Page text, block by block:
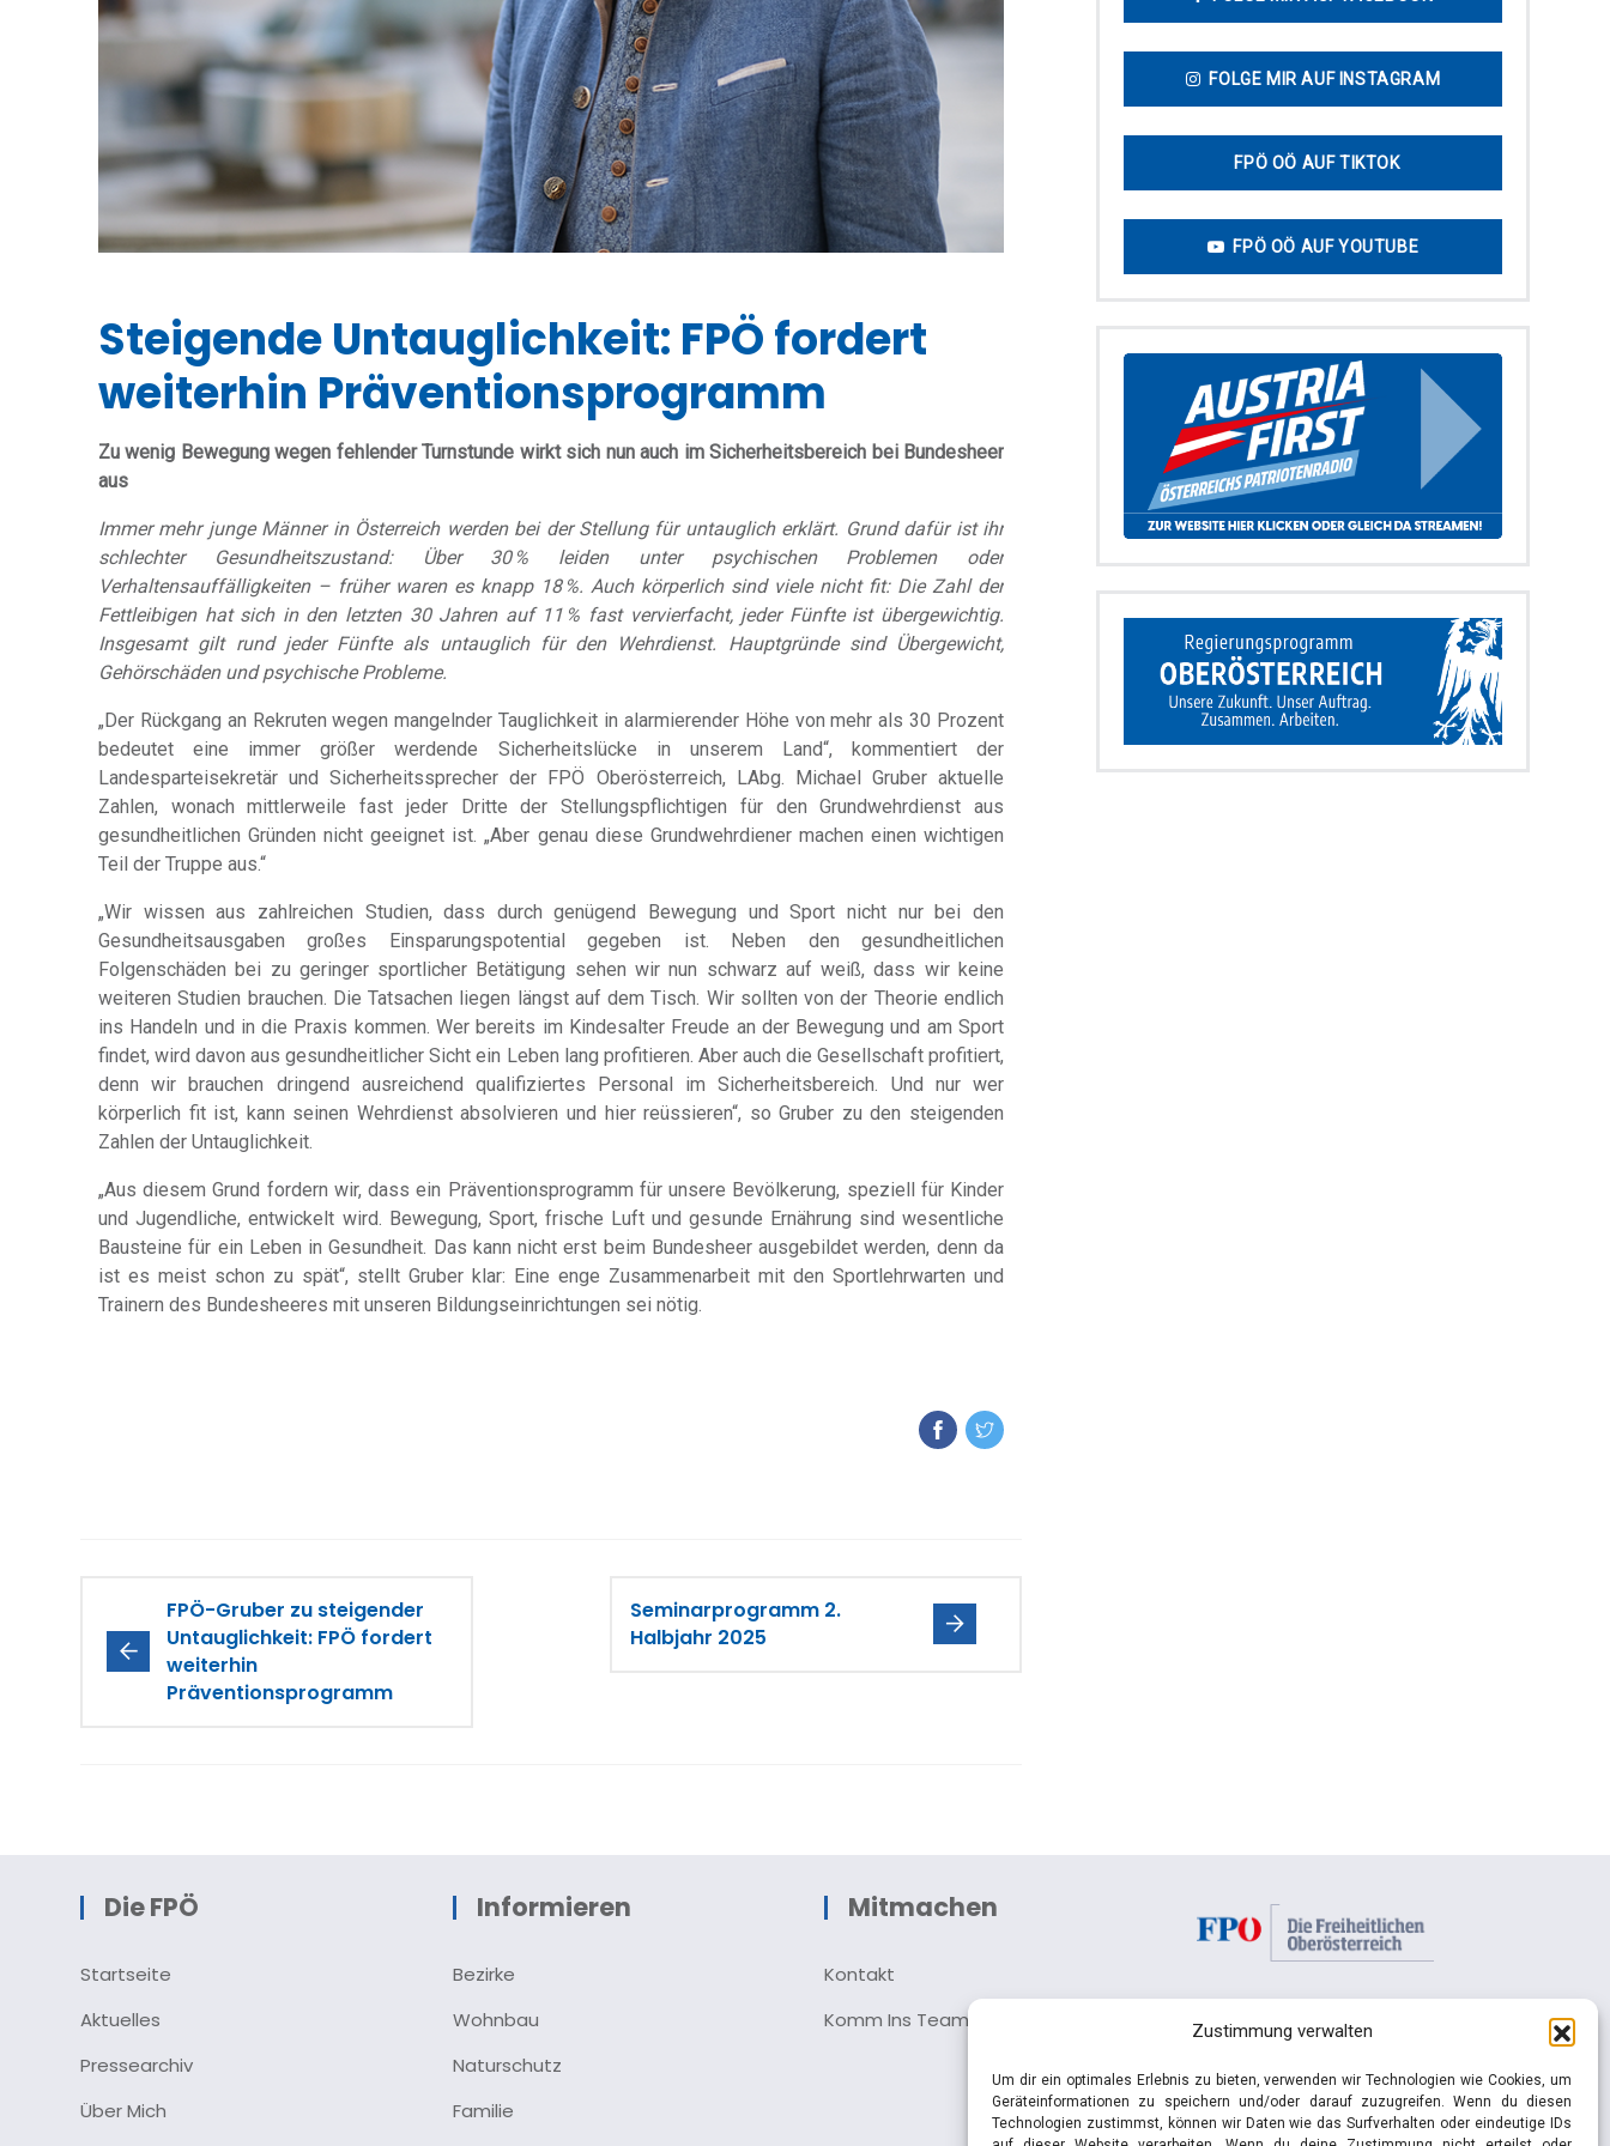
Zustimmung verwalten
Um dir ein optimales Erlebnis zu bieten, verwenden wir Technologien wie Cookies, um
Geräteinformationen zu speichern und/oder darauf zuzugreifen. Wenn du diesen
Technologien zustimmst, können wir Daten wie das Surfverhalten oder eindeutige IDs
Steigende Untauglichkeit: FPÖ fordert
weiterhin Präventionsprogramm
Zu wenig Bewegung wegen fehlender Turnstunde wirkt sich nun auch im Sicherheitsbereich bei Bundesheer
aus
Immer mehr junge Männer in Österreich werden bei der Stellung für untauglich erklärt. Grund dafür ist ihr
schlechter Gesundheitszustand: Über 30 % leiden unter psychischen Problemen oder
Verhaltensauffälligkeiten – früher waren es knapp 18 %. Auch körperlich sind viele nicht fit: Die Zahl der
Fettleibigen hat sich in den letzten 30 Jahren auf 11 % fast vervierfacht, jeder Fünfte ist übergewichtig.
Insgesamt gilt rund jeder Fünfte als untauglich für den Wehrdienst. Hauptgründe sind Übergewicht,
Gehörschäden und psychische Probleme.
„Der Rückgang an Rekruten wegen mangelnder Tauglichkeit in alarmierender Höhe von mehr als 30 Prozent
bedeutet eine immer größer werdende Sicherheitslücke in unserem Land“, kommentiert der
Landesparteisekretär und Sicherheitssprecher der FPÖ Oberösterreich, LAbg. Michael Gruber aktuelle
Zahlen, wonach mittlerweile fast jeder Dritte der Stellungspflichtigen für den Grundwehrdienst aus
gesundheitlichen Gründen nicht geeignet ist. „Aber genau diese Grundwehrdiener machen einen wichtigen
Teil der Truppe aus.“
„Wir wissen aus zahlreichen Studien, dass durch genügend Bewegung und Sport nicht nur bei den
Gesundheitsausgaben großes Einsparungspotential gegeben ist. Neben den gesundheitlichen
Folgenschäden bei zu geringer sportlicher Betätigung sehen wir nun schwarz auf weiß, dass wir keine
weiteren Studien brauchen. Die Tatsachen liegen längst auf dem Tisch. Wir sollten von der Theorie endlich
ins Handeln und in die Praxis kommen. Wer bereits im Kindesalter Freude an der Bewegung und am Sport
findet, wird davon aus gesundheitlicher Sicht ein Leben lang profitieren. Aber auch die Gesellschaft profitiert,
denn wir brauchen dringend ausreichend qualifiziertes Personal im Sicherheitsbereich. Und nur wer
körperlich fit ist, kann seinen Wehrdienst absolvieren und hier reüssieren“, so Gruber zu den steigenden
Zahlen der Untauglichkeit.
„Aus diesem Grund fordern wir, dass ein Präventionsprogramm für unsere Bevölkerung, speziell für Kinder
und Jugendliche, entwickelt wird. Bewegung, Sport, frische Luft und gesunde Ernährung sind wesentliche
Bausteine für ein Leben in Gesundheit. Das kann nicht erst beim Bundesheer ausgebildet werden, denn da
ist es meist schon zu spät“, stellt Gruber klar: Eine enge Zusammenarbeit mit den Sportlehrwarten und
Trainern des Bundesheeres mit unseren Bildungseinrichtungen sei nötig.
FPÖ-Gruber zu steigender
Untauglichkeit: FPÖ fordert
weiterhin
Präventionsprogramm
Seminarprogramm 2.
Halbjahr 2025
FOLGE MIR AUF INSTAGRAM
FPÖ OÖ AUF TIKTOK
FPÖ OÖ AUF YOUTUBE
Die FPÖ
Startseite
Aktuelles
Pressearchiv
Über Mich
Informieren
Bezirke
Wohnbau
Naturschutz
Familie
Mitmachen
Kontakt
Komm Ins Team
FPÖ Oberösterreich
4040 Linz
Tel.: 0732 73 64 26 0